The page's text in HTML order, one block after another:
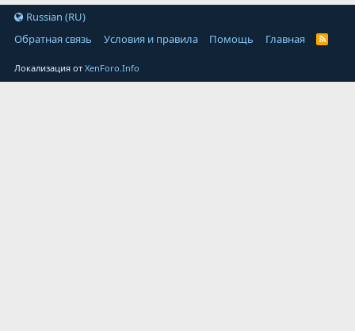
Russian (RU)
Обратная связь
Условия и правила Помощь Главная
Локализация отXenForo.Info